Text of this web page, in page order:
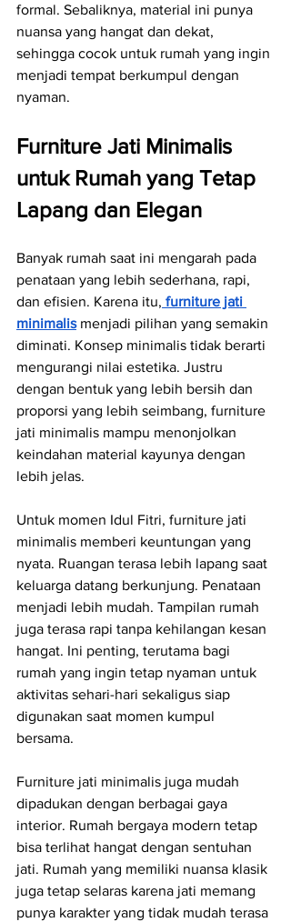
formal. Sebaliknya, material ini punya
nuansa yang hangat dan dekat,
sehingga cocok untuk rumah yang ingin
menjadi tempat berkumpul dengan
nyaman.
Furniture Jati Minimalis
untuk Rumah yang Tetap
Lapang dan Elegan
Banyak rumah saat ini mengarah pada
penataan yang lebih sederhana, rapi,
dan efisien. Karena itu, furniture jati
minimalis menjadi pilihan yang semakin
diminati. Konsep minimalis tidak berarti
mengurangi nilai estetika. Justru
dengan bentuk yang lebih bersih dan
proporsi yang lebih seimbang, furniture
jati minimalis mampu menonjolkan
keindahan material kayunya dengan
lebih jelas.
Untuk momen Idul Fitri, furniture jati
minimalis memberi keuntungan yang
nyata. Ruangan terasa lebih lapang saat
keluarga datang berkunjung. Penataan
menjadi lebih mudah. Tampilan rumah
juga terasa rapi tanpa kehilangan kesan
hangat. Ini penting, terutama bagi
rumah yang ingin tetap nyaman untuk
aktivitas sehari-hari sekaligus siap
digunakan saat momen kumpul
bersama.
Furniture jati minimalis juga mudah
dipadukan dengan berbagai gaya
interior. Rumah bergaya modern tetap
bisa terlihat hangat dengan sentuhan
jati. Rumah yang memiliki nuansa klasik
juga tetap selaras karena jati memang
punya karakter yang tidak mudah terasa